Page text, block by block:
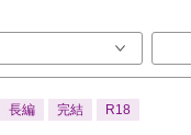
長編 完結 R18